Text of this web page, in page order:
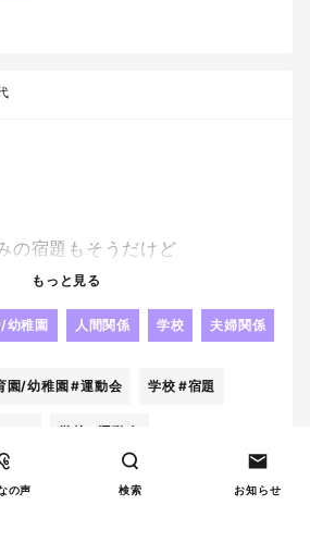
の声 検索 お知らせ
てくれ、、、、笑
の宿題もそうだけど
いいなんてとっても気が楽でい
も完成ないし、何も気にせず、
時だけ妻に言われた通り動くだ
もっと見る
幼稚園 人間関係 学校 夫婦関係
園/幼稚園 #運動会 学校 #宿題
学校 #運動会